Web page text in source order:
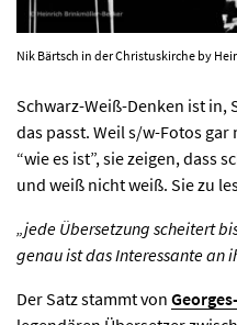
Facebook
Nik Bärtsch in der Christuskirche by
Schwarz-Weiß-Denken ist in,
das passt. Weil s/w-Fotos
“wie es ist”, sie zeigen, dass
und weiß nicht weiß. Sie zu
„jede Übersetzung scheitert
genau ist das Interessante an
Der Satz stammt von